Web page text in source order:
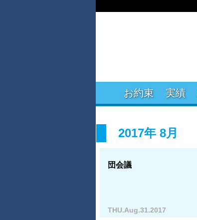
お約束 実績
2017年 8月
団会議
THU.Aug.31.2017